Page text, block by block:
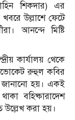
শিকদার) এর
উল্লাশে ফেটে
আনন্দে মিষ্টি
কার্যালয় থেকে
রুহুল কবির
জানানো হয়। একই
বহিষ্কারাদেশ
উল্লেখ করা হয়।